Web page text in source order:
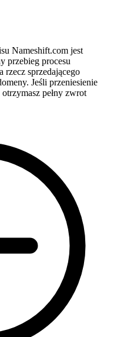
Nameshift.com jest
przebieg procesu
rzecz sprzedającego
Jeśli przeniesienie
pełny zwrot